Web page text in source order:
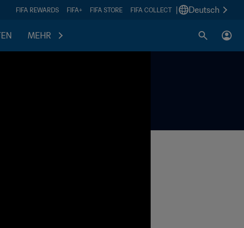
FIFA REWARDS FIFA+ FIFA STORE FIFA COLLECT Deutsch
MEHR